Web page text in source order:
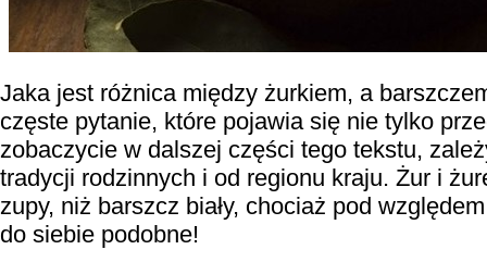
Jaka jest różnica między żurkiem, a
częste pytanie, które pojawia się nie tylko
zobaczycie w dalszej części tego tekstu,
tradycji rodzinnych i od regionu kraju. Żur i
zupy, niż barszcz biały, chociaż pod
do siebie podobne!